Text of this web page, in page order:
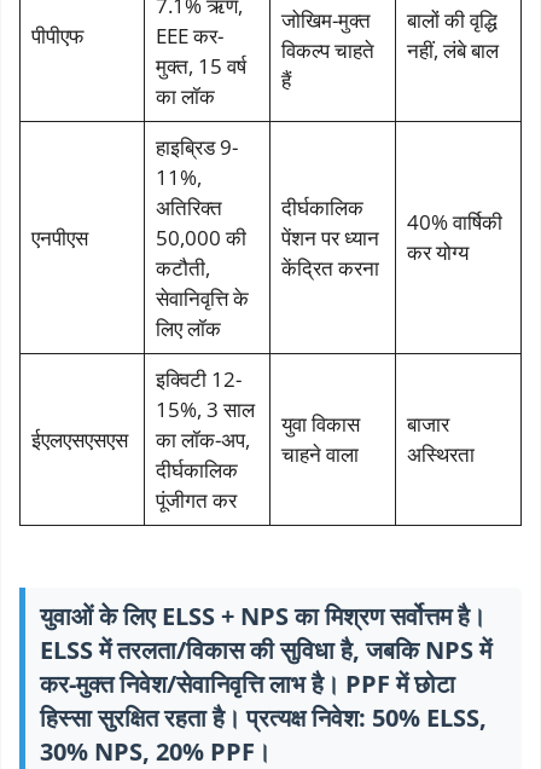
पीपीएफ
7.1% ऋण,
EEE कर-
मुक्त, 15 वर्ष
का लॉक
जोखिम-मुक्त
विकल्प चाहते
हैं
बालों की वृद्धि
नहीं, लंबे बाल
एनपीएस
हाइब्रिड 9-
11%,
अतिरिक्त
50,000 की
कटौती,
सेवानिवृत्ति के
लिए लॉक
दीर्घकालिक
पेंशन पर ध्यान
केंद्रित करना
40% वार्षिकी
कर योग्य
ईएलएसएसएस
इक्विटी 12-
15%, 3 साल
का लॉक-अप,
दीर्घकालिक
पूंजीगत कर
युवा विकास
चाहने वाला
बाजार
अस्थिरता
युवाओं के लिए ELSS + NPS का मिश्रण सर्वोत्तम है।
ELSS में तरलता/विकास की सुविधा है, जबकि NPS में
कर-मुक्त निवेश/सेवानिवृत्ति लाभ है। PPF में छोटा
हिस्सा सुरक्षित रहता है। प्रत्यक्ष निवेश: 50% ELSS,
30% NPS, 20% PPF।